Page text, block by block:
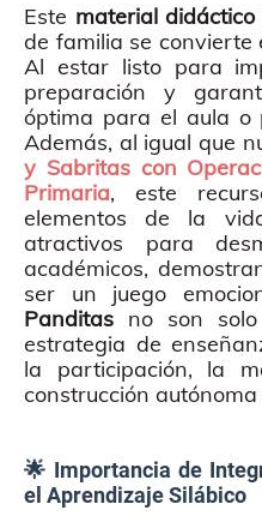
Este material
de familia se convierte
Al estar listo para
preparación y
óptima para el aula o
Además, al igual que
y Sabritas con
Primaria, este
elementos de la
atractivos para
académicos,
ser un juego
Panditas no son
estrategia de
la participación, la
construcción
🌟 Importancia de
el Aprendizaje Silábico